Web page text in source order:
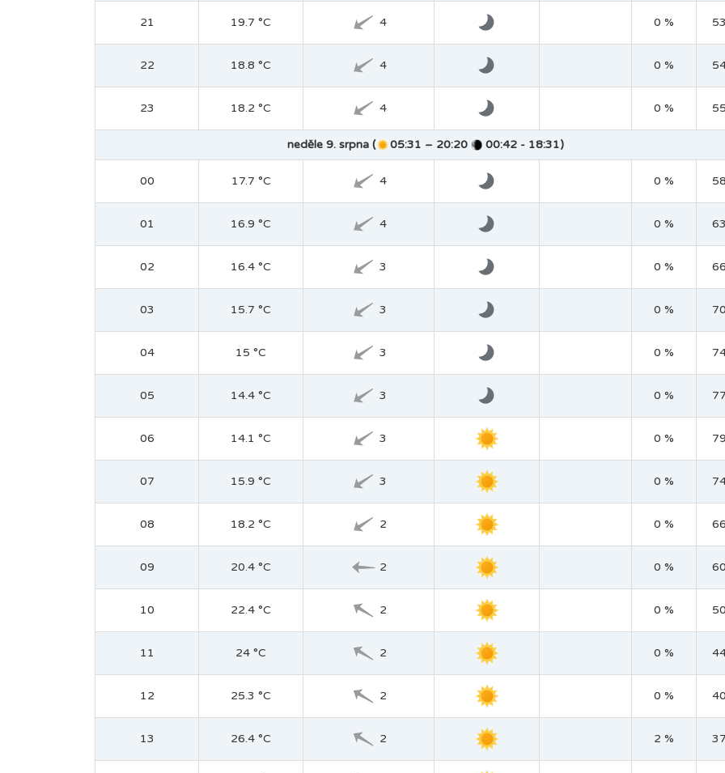
21 19.7 °C 4 0 %
22 18.8 °C 4 0 %
23 18.2 °C 4 0 %
neděle 9. srpna ( 05:31 – 20:20 00:42 - 18:31)
00 17.7 °C 4 0 %
01 16.9 °C 4 0 %
02 16.4 °C 3 0 %
03 15.7 °C 3 0 %
04 15 °C 3 0 %
05 14.4 °C 3 0 %
06 14.1 °C 3 0 %
07 15.9 °C 3 0 %
08 18.2 °C 2 0 %
09 20.4 °C 2 0 %
10 22.4 °C 2 0 %
11 24 °C 2 0 %
12 25.3 °C 2 0 %
13 26.4 °C 2 2 %